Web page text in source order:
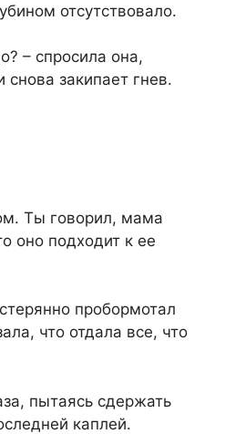
отсутствовало.
– спросила она,
снова закипает гнев.
Ты говорил, мама
оно подходит к ее
пробормотал
что отдала все, что
пытаясь сдержать
каплей.